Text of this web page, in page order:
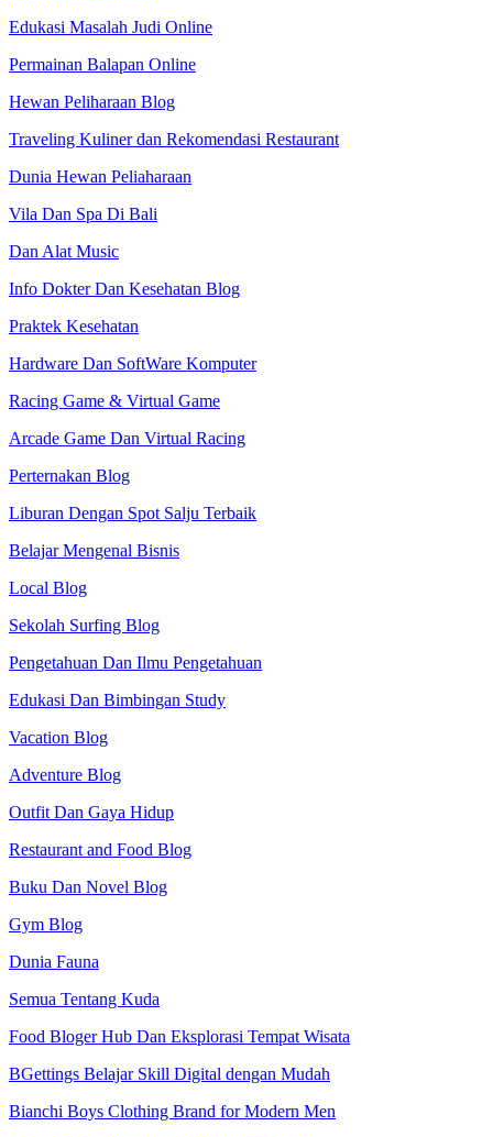
Edukasi Masalah Judi Online
Permainan Balapan Online
Hewan Peliharaan Blog
Traveling Kuliner dan Rekomendasi Restaurant
Dunia Hewan Peliaharaan
Vila Dan Spa Di Bali
Dan Alat Music
Info Dokter Dan Kesehatan Blog
Praktek Kesehatan
Hardware Dan SoftWare Komputer
Racing Game & Virtual Game
Arcade Game Dan Virtual Racing
Perternakan Blog
Liburan Dengan Spot Salju Terbaik
Belajar Mengenal Bisnis
Local Blog
Sekolah Surfing Blog
Pengetahuan Dan Ilmu Pengetahuan
Edukasi Dan Bimbingan Study
Vacation Blog
Adventure Blog
Outfit Dan Gaya Hidup
Restaurant and Food Blog
Buku Dan Novel Blog
Gym Blog
Dunia Fauna
Semua Tentang Kuda
Food Bloger Hub Dan Eksplorasi Tempat Wisata
BGettings Belajar Skill Digital dengan Mudah
Bianchi Boys Clothing Brand for Modern Men